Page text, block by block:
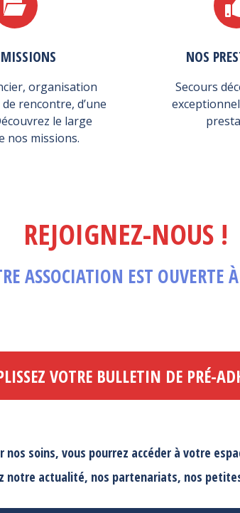
organisation
rencontre, d’une
le large
nos missions.
NOS
Secours
REJOIGNEZ-NOUS !
ASSOCIATION EST OUVERTE
VOTRE BULLETIN DE PRÉ-
nos soins, vous pourrez accéder à votre
notre actualité, nos partenariats, nos